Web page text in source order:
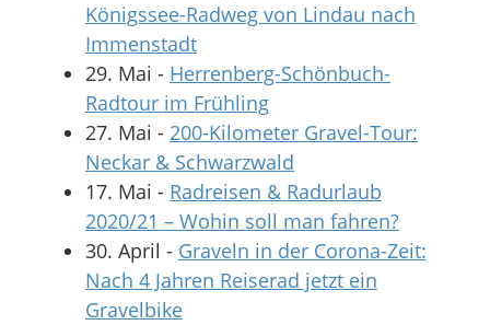
Königssee-Radweg von Lindau nach
Immenstadt
29. Mai - Herrenberg-Schönbuch-
Radtour im Frühling
27. Mai - 200-Kilometer Gravel-Tour:
Neckar & Schwarzwald
17. Mai - Radreisen & Radurlaub
2020/21 – Wohin soll man fahren?
30. April - Graveln in der Corona-Zeit:
Nach 4 Jahren Reiserad jetzt ein
Gravelbike